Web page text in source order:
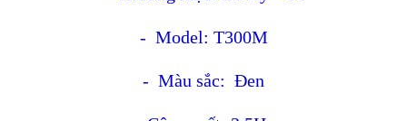
- Model: T300M
- Màu sắc: Đen